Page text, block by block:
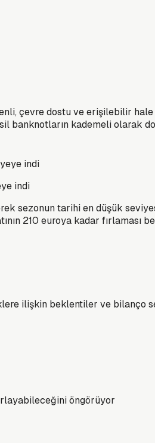
çevre dostu ve erişilebilir
banknotların kademeli olarak
indi
sezonun tarihi en düşük
210 euroya kadar fırlaması
ilişkin beklentiler ve
öngörüyor